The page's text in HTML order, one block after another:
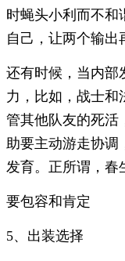
时蝇头小利而不和
自己，让两个输出
还有时候，当内部
力，比如，战士和
管其他队友的死活
助要主动游走协调
发育。正所谓，春
要包容和肯定
5、出装选择